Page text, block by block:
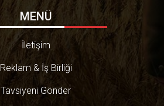
MENÜ
İletişim
Reklam & İş Birliği
Tavsiyeni Gönder